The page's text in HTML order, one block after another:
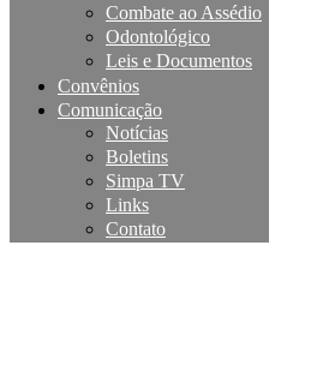
Combate ao Assédio
Odontológico
Leis e Documentos
Convênios
Comunicação
Notícias
Boletins
Simpa TV
Links
Contato